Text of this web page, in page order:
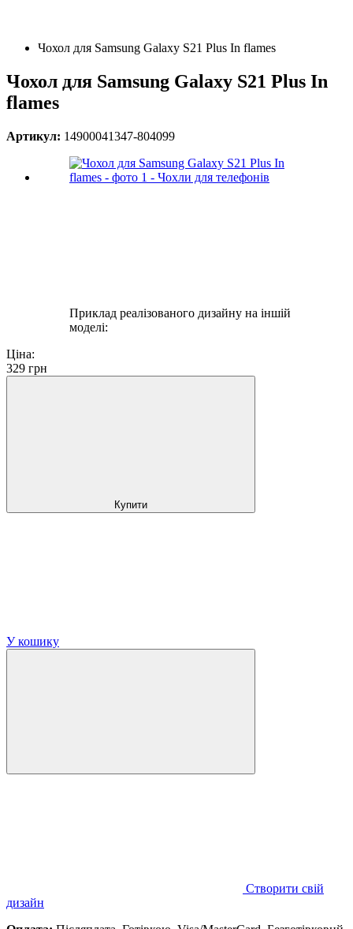
Чохол для Samsung Galaxy S21 Plus In flames
Чохол для Samsung Galaxy S21 Plus In
flames
Артикул: 14900041347-804099
Приклад реалізованого дизайну на іншій
моделі:
Ціна:
329 грн
Купити
У кошику
Створити свій
дизайн